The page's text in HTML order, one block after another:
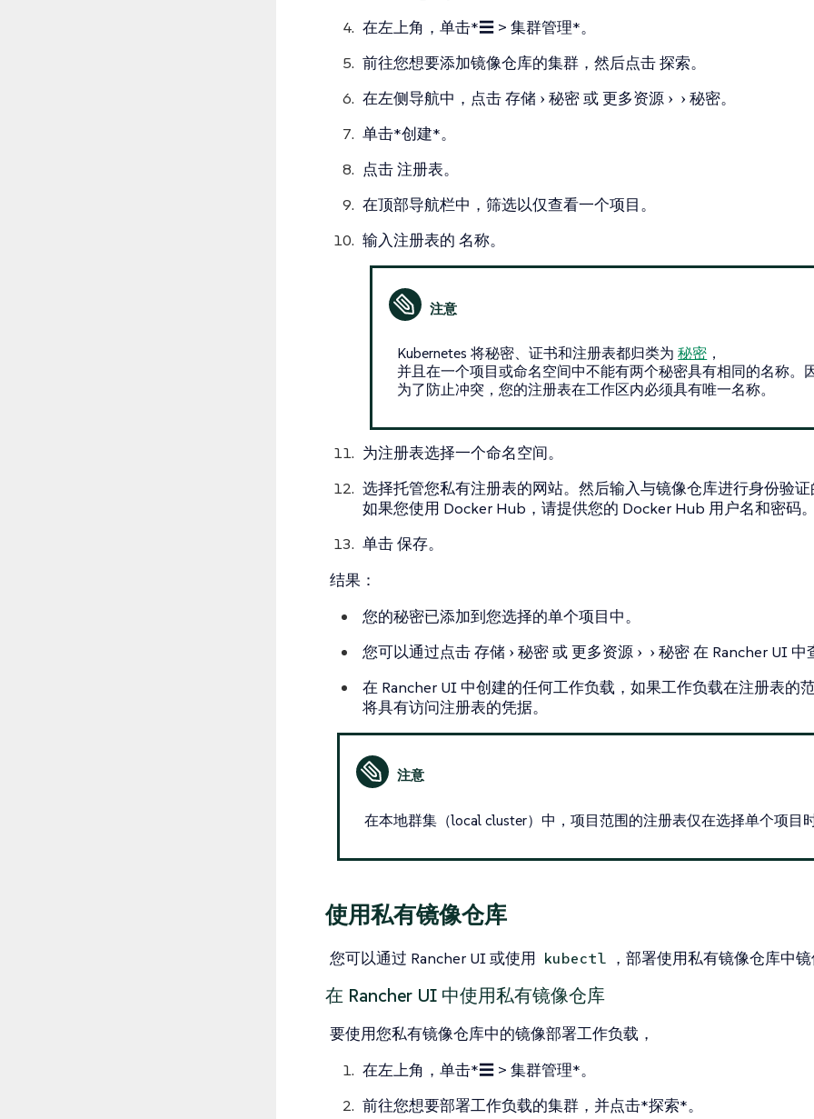
在左上角，单击*☰ > 集群管理*。
前往您想要添加镜像仓库的集群，然后点击探索。
在左侧导航中，点击存储 秘密或更多资源 秘密。
单击*创建*。
点击注册表。
在顶部导航栏中，筛选以仅查看一个项目。
输入注册表的 名称。
Kubernetes 将秘密、证书和注册表都归类为秘密 ，
并且在一个项目或命名空间中不能有两个秘密具有相同的名称。
为了防止冲突，您的注册表在工作区内必须具有唯一名称。
为注册表选择一个命名空间。
选择托管您私有注册表的网站。然后输入与镜像仓库进行身份验
如果您使用 Docker Hub，请提供您的 Docker Hub 用户名和密码
单击保存。
结果：
您的秘密已添加到您选择的单个项目中。
您可以通过点击存储 秘密或更多资源 秘密在 Rancher UI 中
在 Rancher UI 中创建的任何工作负载，如果工作负载在注册表的
将具有访问注册表的凭据。
在本地群集（local cluster）中，项目范围的注册表仅在选择单个项目
使用私有镜像仓库
您可以通过 Rancher UI 或使用 kubectl ，部署使用私有镜像仓库中
在 Rancher UI 中使用私有镜像仓库
要使用您私有镜像仓库中的镜像部署工作负载，
在左上角，单击*☰ > 集群管理*。
前往您想要部署工作负载的集群，并点击*探索*。